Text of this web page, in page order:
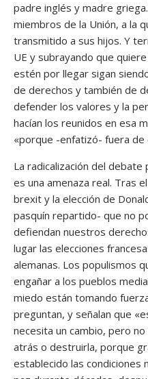
padre inglés y madre
miembros de la Unión, a la
transmitido a sus hijos. Y
UE y subrayando que
estén por llegar sigan
de derechos y también de
defender los valores y la
hacían los reunidos en esa
«porque -enfatizó- fuera de
La radicalización del debate
es una amenaza real. Tras
brexit y la elección de
pasquín repartido- que no
defiendan nuestros
lugar las elecciones
alemanas. Los populismos
engañar a los pueblos
miedo están tomando
preguntan, y señalan que
necesita un cambio, pero
atrás o destruirla, porque
establecido las condiciones